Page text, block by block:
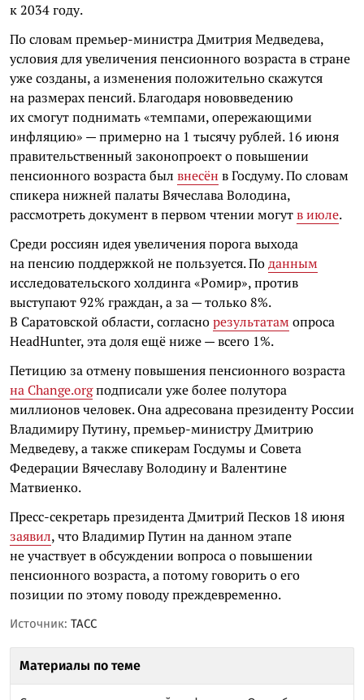
к 2034 году.
По словам премьер-министра Дмитрия Медведева,
условия для увеличения пенсионного возраста в стране
уже созданы, а изменения положительно скажутся
на размерах пенсий. Благодаря нововведению
их смогут поднимать «темпами, опережающими
инфляцию» — примерно на 1 тысячу рублей. 16 июня
правительственный законопроект о повышении
пенсионного возраста был внесён в Госдуму. По словам
спикера нижней палаты Вячеслава Володина,
рассмотреть документ в первом чтении могутв июле.
Среди россиян идея увеличения порога выхода
на пенсию поддержкой не пользуется. Поданным
исследовательского холдинга «Ромир», против
выступают 92% граждан, а за — только 8%.
В Саратовской области, согласнорезультатамопроса
HeadHunter, эта доля ещё ниже — всего 1%.
Петицию за отмену повышения пенсионного возраста
на Change.orgподписали уже более полутора
миллионов человек. Она адресована президенту России
Владимиру Путину, премьер-министру Дмитрию
Медведеву, а также спикерам Госдумы и Совета
Федерации Вячеславу Володину и Валентине
Матвиенко.
Пресс-секретарь президента Дмитрий Песков 18 июня
заявил, что Владимир Путин на данном этапе
не участвует в обсуждении вопроса о повышении
пенсионного возраста, а потому говорить о его
позиции по этому поводу преждевременно.
Источник: ТАСС
Материалы по теме